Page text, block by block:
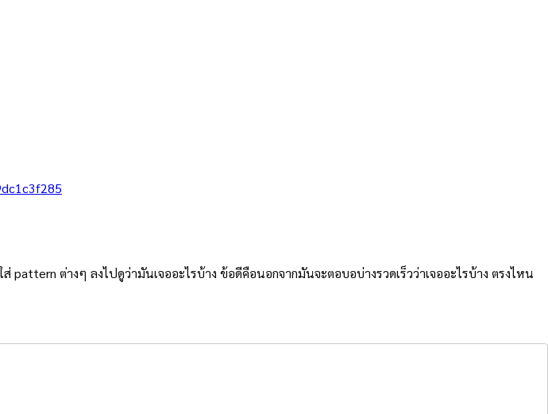
ส่ pattern ต่างๆ ลงไปดูว่ามันเจออะไรบ้าง ข้อดีคือนอกจากมันจะตอบอบ่างรวดเร็วว่าเจออะไรบ้าง ตรงไหน